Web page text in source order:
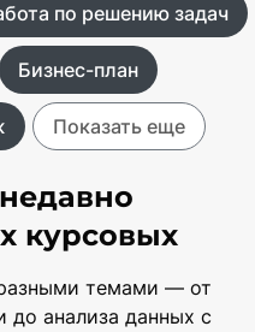
по решению задач
Бизнес-план
Показать еще
курсовых
темами — от
до анализа данных с